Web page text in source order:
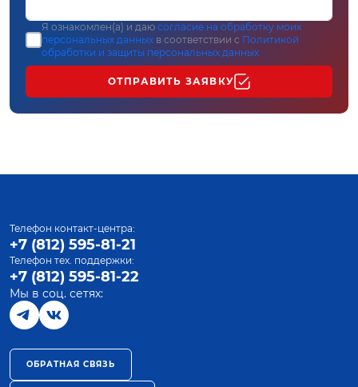
Я ознакомлен(а) и даю согласие на обработку моих
персональных данных в соответствии с Политикой
обработки и защиты персональных данных
ОТПРАВИТЬ ЗАЯВКУ
Телефон контакт-центра:
+7 (812) 595-81-21
Телефон тех. поддержки:
+7 (812) 595-81-22
Мы в соц. сетях:
ОБРАТНАЯ СВЯЗЬ